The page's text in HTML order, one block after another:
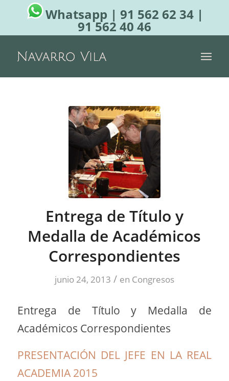
Whatsapp |91 562 62 34 |
91 562 40 46
Entrega de Título y
Medalla de Académicos
Correspondientes
junio 24, 2013 / en Congresos
Entrega de Título y Medalla de
Académicos Correspondientes
PRESENTACIÓN DEL JEFE EN LA REAL
ACADEMIA 2015